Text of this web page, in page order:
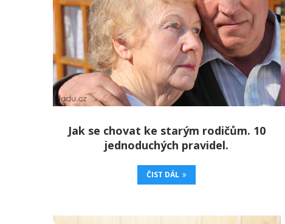
Jak se chovat ke starým rodičům. 10
jednoduchých pravidel.
ČIST DÁL